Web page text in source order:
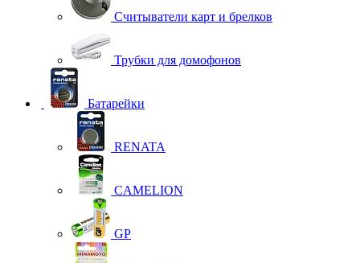
Считыватели карт и брелков
Трубки для домофонов
Батарейки
RENATA
CAMELION
GP